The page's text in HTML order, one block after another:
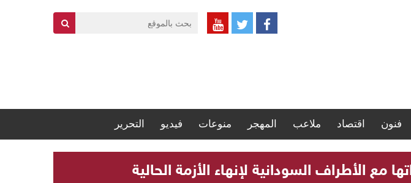
فنون اقتصاد ملاعب المهجر منوعات فيديو التحرير
مع الأطراف السودانية لإنهاء الأزمة الحالية